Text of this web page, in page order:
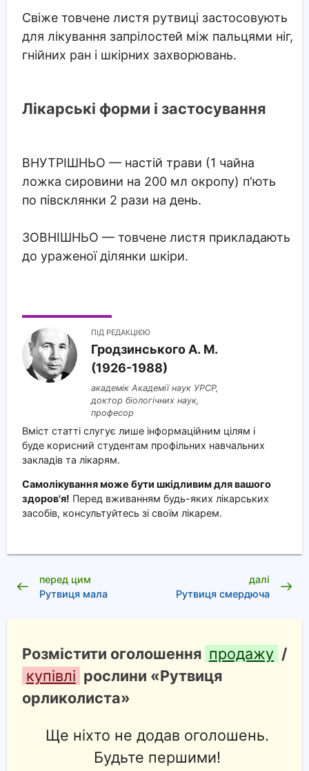
Свіже товчене листя рутвиці застосовують
для лікування запрілостей між пальцями ніг,
гнійних ран і шкірних захворювань.
Лікарські форми і застосування
ВНУТРІШНЬО — настій трави (1 чайна
ложка сировини на 200 мл окропу) п'ють
по півсклянки 2 рази на день.
ЗОВНІШНЬО — товчене листя прикладають
до ураженої ділянки шкіри.
Вміст статті слугує лише інформаційним цілям і
буде корисний студентам профільних навчальних
закладів та лікарям.
Самолікування може бути шкідливим для вашого
здоров'я! Перед вживанням будь-яких лікарських
засобів, консультуйтесь зі своїм лікарем.
ПІД РЕДАКЦІЄЮ
Гродзинського A. M.
(1926-1988)
академік Академії наук УРСР,
доктор біологічних наук,
професор
перед цим
Рутвиця мала
далі
Рутвиця смердюча
Розмістити оголошення продажу /
купівлі рослини «Рутвиця
орликолиста»
Ще ніхто не додав оголошень.
Будьте першими!